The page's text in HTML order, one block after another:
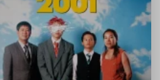
vstupenky můžete vracet do